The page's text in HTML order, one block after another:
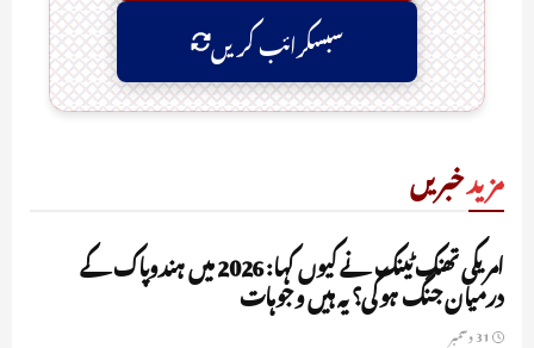
سبسکرائب کریں
مزیدخبریں
امریکی تھنک ٹینک نے کیوں کہا: 2026 میں ہندوپاک کے
درمیان جنگ ہوگی؟ یہ ہیں وجوہات